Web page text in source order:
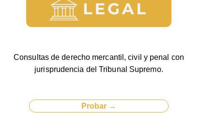
Consultas de derecho mercantil, civil y penal con
jurisprudencia del Tribunal Supremo.
Probar →